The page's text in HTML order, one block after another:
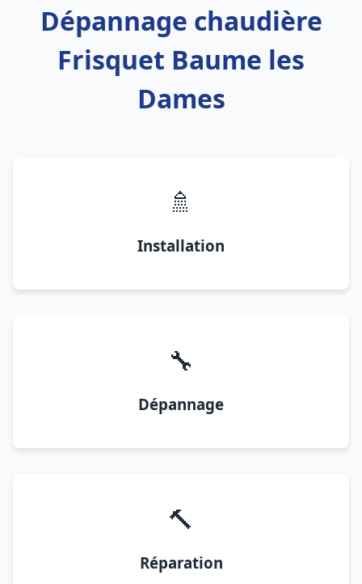
Dépannage chaudière
Frisquet Baume les
Dames
🚿
Installation
🔧
Dépannage
🔨
Réparation